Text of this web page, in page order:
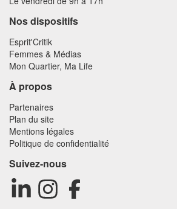
Nos dispositifs
Esprit'Critik
Femmes & Médias
Mon Quartier, Ma Life
À propos
Partenaires
Plan du site
Mentions légales
Politique de confidentialité
Suivez-nous